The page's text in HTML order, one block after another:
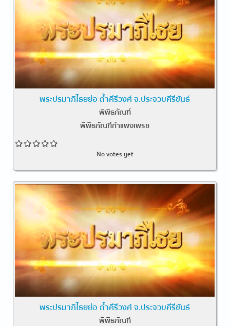
พระปรมาภิไธยย่อ ถ้ำคีรีวงศ์ จ.ประจวบคีรีขันธ์
พิพิธภัณฑ์
พิพิธภัณฑ์กำแพงเพรช
No votes yet
พระปรมาภิไธยย่อ ถ้ำคีรีวงศ์ จ.ประจวบคีรีขันธ์
พิพิธภัณฑ์